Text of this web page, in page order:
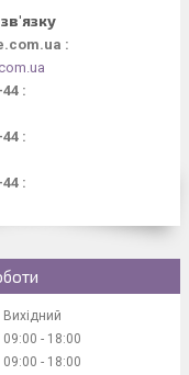
Вихідний
09:00
18:00
09:00
18:00